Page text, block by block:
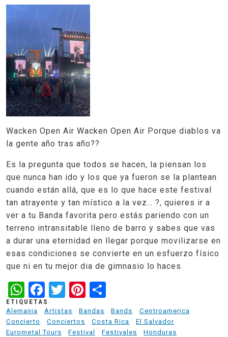
Wacken Open Air Wacken Open Air Porque diablos va
la gente año tras año??
Es la pregunta que todos se hacen, la piensan los
que nunca han ido y los que ya fueron se la plantean
cuando están allá, que es lo que hace este festival
tan atrayente y tan místico a la vez… ?, quieres ir a
ver a tu Banda favorita pero estás pariendo con un
terreno intransitable lleno de barro y sabes que vas
a durar una eternidad en llegar porque movilizarse en
esas condiciones se convierte en un esfuerzo físico
que ni en tu mejor dia de gimnasio lo haces.
WhatsApp
Facebook
TwitterPinterest
ETIQUETAS
Alemania
Artistas Bandas Bands
Centroamerica
Concierto
Conciertos Costa Rica
El Salvador
Eurometal Tours
Festival Festivales
Honduras